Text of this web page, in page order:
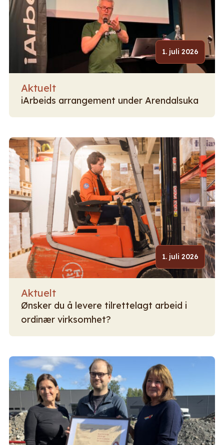
Aktuelt
1. juli 2026
iArbeids arrangement under Arendalsuka
Aktuelt
1. juli 2026
Ønsker du å levere tilrettelagt arbeid i
ordinær virksomhet?